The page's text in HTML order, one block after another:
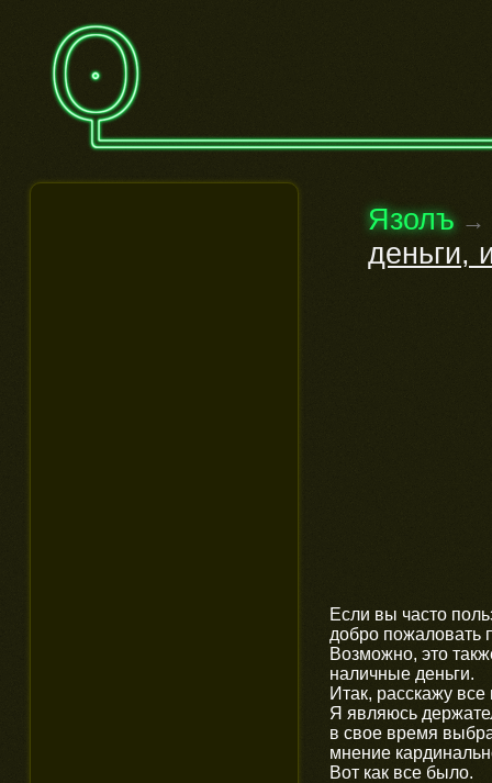
Язолъ→
деньги,
Если вы часто
добро пожаловать
Возможно, это
наличные деньги.
Итак, расскажу
Я являюсь
в свое время
мнение
Вот как все было.